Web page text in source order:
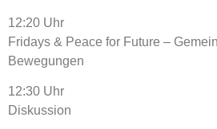
12:20 Uhr
Fridays & Peace for Future –
Bewegungen
12:30 Uhr
Diskussion